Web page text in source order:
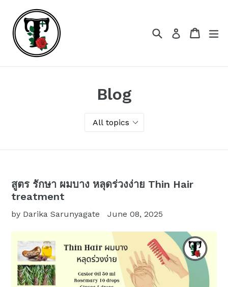
content
SearchLog in Cart
Cart
Blog
สูตร รักษา ผมบาง หลุดร่วงง่าย Thin Hair
treatment
by Darika Sarunyagate June 08, 2025